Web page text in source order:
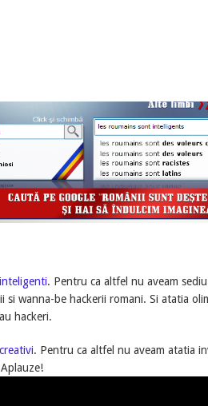
. Pentru ca altfel nu aveam
si wanna-be hackerii romani. Si atatia
hackeri.
. Pentru ca altfel nu aveam atatia